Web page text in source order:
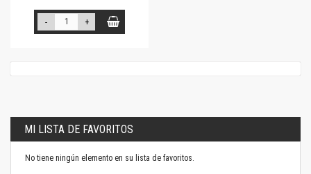
- +
MI LISTA DE FAVORITOS
No tiene ningún elemento en su lista de favoritos.